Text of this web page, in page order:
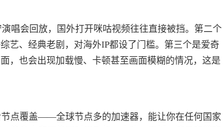
唱会回放，国外打开咪咕视频往往直接被挡。第二个
艺、经典老剧，对海外IP都设了门槛。第三个是爱奇
，也会出现加载慢、卡顿甚至画面模糊的情况，这是
点覆盖——全球节点多的加速器，能让你在任何国家